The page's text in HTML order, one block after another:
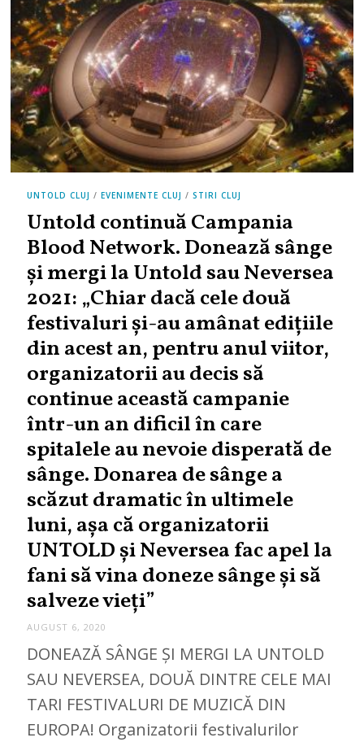
UNTOLD CLUJ / EVENIMENTE CLUJ / STIRI CLUJ
Untold continuă Campania
Blood Network. Donează sânge
și mergi la Untold sau Neversea
2021: „Chiar dacă cele două
festivaluri și-au amânat edițiile
din acest an, pentru anul viitor,
organizatorii au decis să
continue această campanie
într-un an dificil în care
spitalele au nevoie disperată de
sânge. Donarea de sânge a
scăzut dramatic în ultimele
luni, așa că organizatorii
UNTOLD și Neversea fac apel la
fani să vina doneze sânge și să
salveze vieți”
AUGUST 6, 2020
DONEAZĂ SÂNGE ȘI MERGI LA UNTOLD
SAU NEVERSEA, DOUĂ DINTRE CELE MAI
TARI FESTIVALURI DE MUZICĂ DIN
EUROPA! Organizatorii festivalurilor